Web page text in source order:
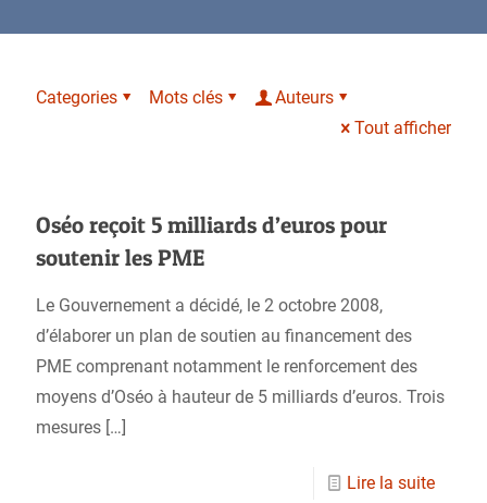
Categories Mots clés
Auteurs
Tout afficher
Oséo reçoit 5 milliards d’euros pour
soutenir les PME
Le Gouvernement a décidé, le 2 octobre 2008,
d’élaborer un plan de soutien au financement des
PME comprenant notamment le renforcement des
moyens d’Oséo à hauteur de 5 milliards d’euros. Trois
mesures […]
Lire la suite